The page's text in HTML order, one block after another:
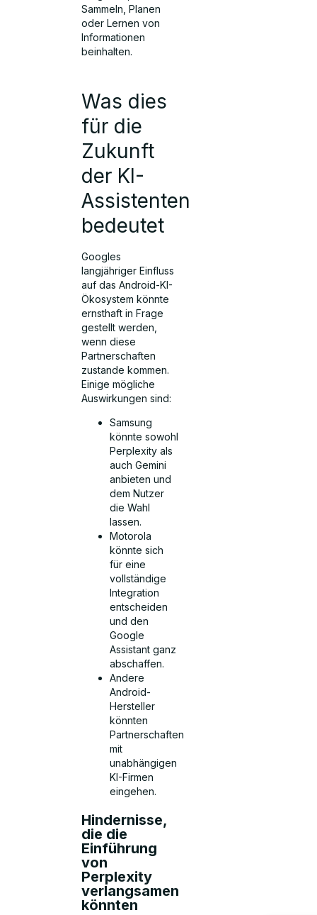
Sammeln, Planen
oder Lernen von
Informationen
beinhalten.
Was dies
für die
Zukunft
der KI-
Assistenten
bedeutet
Googles
langjähriger Einfluss
auf das Android-KI-
Ökosystem könnte
ernsthaft in Frage
gestellt werden,
wenn diese
Partnerschaften
zustande kommen.
Einige mögliche
Auswirkungen sind:
Samsung
könnte sowohl
Perplexity als
auch Gemini
anbieten und
dem Nutzer
die Wahl
lassen.
Motorola
könnte sich
für eine
vollständige
Integration
entscheiden
und den
Google
Assistant ganz
abschaffen.
Andere
Android-
Hersteller
könnten
Partnerschaften
mit
unabhängigen
KI-Firmen
eingehen.
Hindernisse,
die die
Einführung
von
Perplexity
verlangsamen
könnten